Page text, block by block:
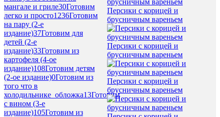
мангале и гриле30Готовим
легко и просто1236Готовим
на пару (2-е
издание)37Готовим для
детей (2-е
издание)33Готовим из
картофеля (4-ое
издание)108Готовим детям
(2-ое издание)0Готовим из
того что в
холодильнике_обложка13Готовим
с вином (3-е
издание)105Готовим из
Персики с корицей и
брусничным вареньем
Персики с корицей и
брусничным вареньем
Персики с корицей и
брусничным вареньем